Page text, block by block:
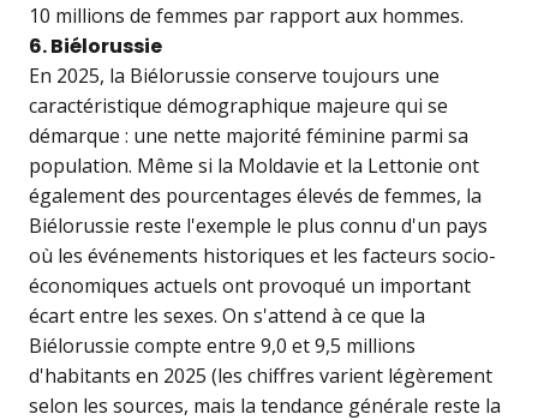
10 millions de femmes par rapport aux hommes.
6. Biélorussie
En 2025, la Biélorussie conserve toujours une
caractéristique démographique majeure qui se
démarque : une nette majorité féminine parmi sa
population. Même si la Moldavie et la Lettonie ont
également des pourcentages élevés de femmes, la
Biélorussie reste l'exemple le plus connu d'un pays
où les événements historiques et les facteurs socio-
économiques actuels ont provoqué un important
écart entre les sexes. On s'attend à ce que la
Biélorussie compte entre 9,0 et 9,5 millions
d'habitants en 2025 (les chiffres varient légèrement
selon les sources, mais la tendance générale reste la